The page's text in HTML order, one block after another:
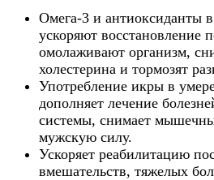
Омега-3 и антиоксиданты в
ускоряют восстановление
омолаживают организм,
холестерина и тормозят
Употребление икры в
дополняет лечение
системы, снимает
мужскую силу.
Ускоряет реабилитацию
вмешательств, тяжелых